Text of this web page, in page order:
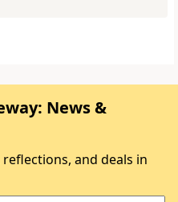
News &
and deals in